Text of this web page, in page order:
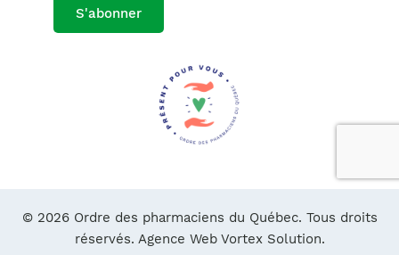
S'abonner
© 2026 Ordre des pharmaciens du Québec. Tous droits
réservés. Agence Web Vortex Solution.